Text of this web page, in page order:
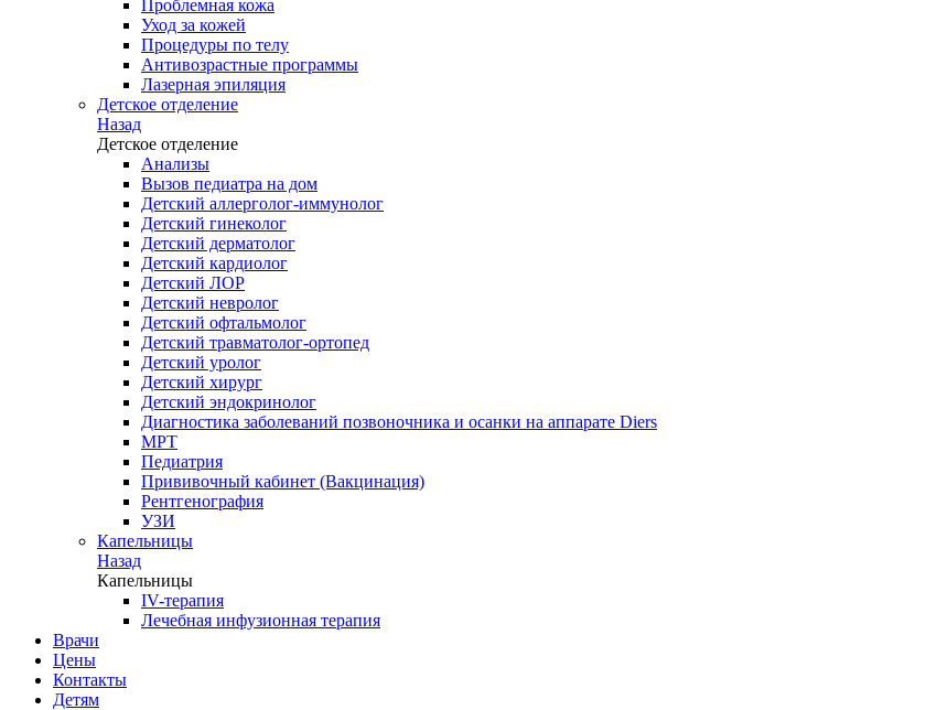
Проблемная кожа
Уход за кожей
Процедуры по телу
Антивозрастные программы
Лазерная эпиляция
Детское отделение
Назад
Детское отделение
Анализы
Вызов педиатра на дом
Детский аллерголог-иммунолог
Детский гинеколог
Детский дерматолог
Детский кардиолог
Детский ЛОР
Детский невролог
Детский офтальмолог
Детский травматолог-ортопед
Детский уролог
Детский хирург
Детский эндокринолог
Диагностика заболеваний позвоночника и осанки на аппарате Diers
МРТ
Педиатрия
Прививочный кабинет (Вакцинация)
Рентгенография
УЗИ
Капельницы
Назад
Капельницы
IV-терапия
Лечебная инфузионная терапия
Врачи
Цены
Контакты
Детям